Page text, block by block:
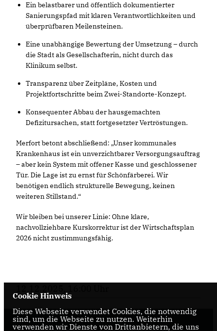
Ein belastbarer und öffentlich dokumentierter
Sanierungspfad mit klaren Verantwortlichkeiten und
überprüfbaren Meilensteinen.
Eine unabhängige Bewertung der Umsetzung – durch
die Stadt als Gesellschafterin, nicht durch das
Klinikum selbst.
Transparenz über Zeitpläne, Kosten und
Projektfortschritte beim Zwei-Standorte-Konzept.
Konsequenter Abbau der hausgemachten
Defizitursachen, statt fortgesetzter Vertröstungen.
Merfort betont abschließend: „Unser kommunales
Krankenhaus ist ein unverzichtbarer Versorgungsauftrag
– aber kein System mit offener Kasse und geschlossener
Tür. Die Lage ist zu ernst für Schönfärberei. Wir
benötigen endlich strukturelle Bewegung, keinen
weiteren Stillstand.“
Wir bleiben bei unserer Linie: Ohne klare,
nachvollziehbare Kurskorrektur ist der Wirtschaftsplan
2026 nicht zustimmungsfähig.
Internetseite der CDU-Fraktion im Rat der Stadt
Cookie Hinweis
Diese Webseite verwendet Cookies, die notwendig
sind, um die Webseite zu nutzen. Weiterhin
verwenden wir Dienste von Drittanbietern, die uns